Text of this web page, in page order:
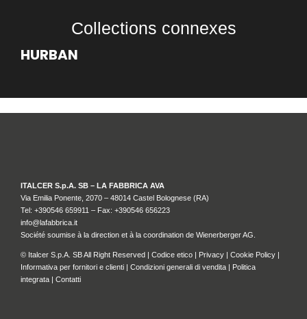
Collections connexes
HURBAN
ITALCER S.p.A. SB – LA FABBRICA AVA
Via Emilia Ponente, 2070 – 48014 Castel Bolognese (RA)
Tel: +390546 659911 – Fax: +390546 656223
info@lafabbrica.it
Société soumise à la direction et à la coordination de Wienerberger AG.
© Italcer S.p.A. SB All Right Reserved | Codice etico | Privacy | Cookie Policy |
Informativa per fornitori e clienti | Condizioni generali di vendita | Politica
integrata | Contatti